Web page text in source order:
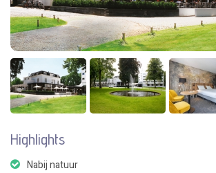
Highlights
Nabij natuur